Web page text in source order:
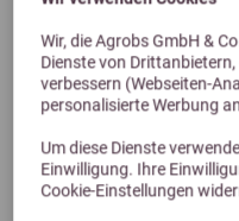
Wir, die Agrobs GmbH &
Dienste von
verbessern (Webseiten-
personalisierte Werbung
Um diese Dienste
Einwilligung. Ihre
Cookie-Einstellungen
Höveler
Previous